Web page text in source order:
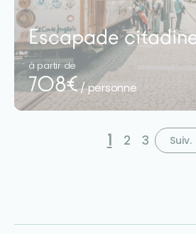
Escapade
à partir de
708€/ personne
1 2 3